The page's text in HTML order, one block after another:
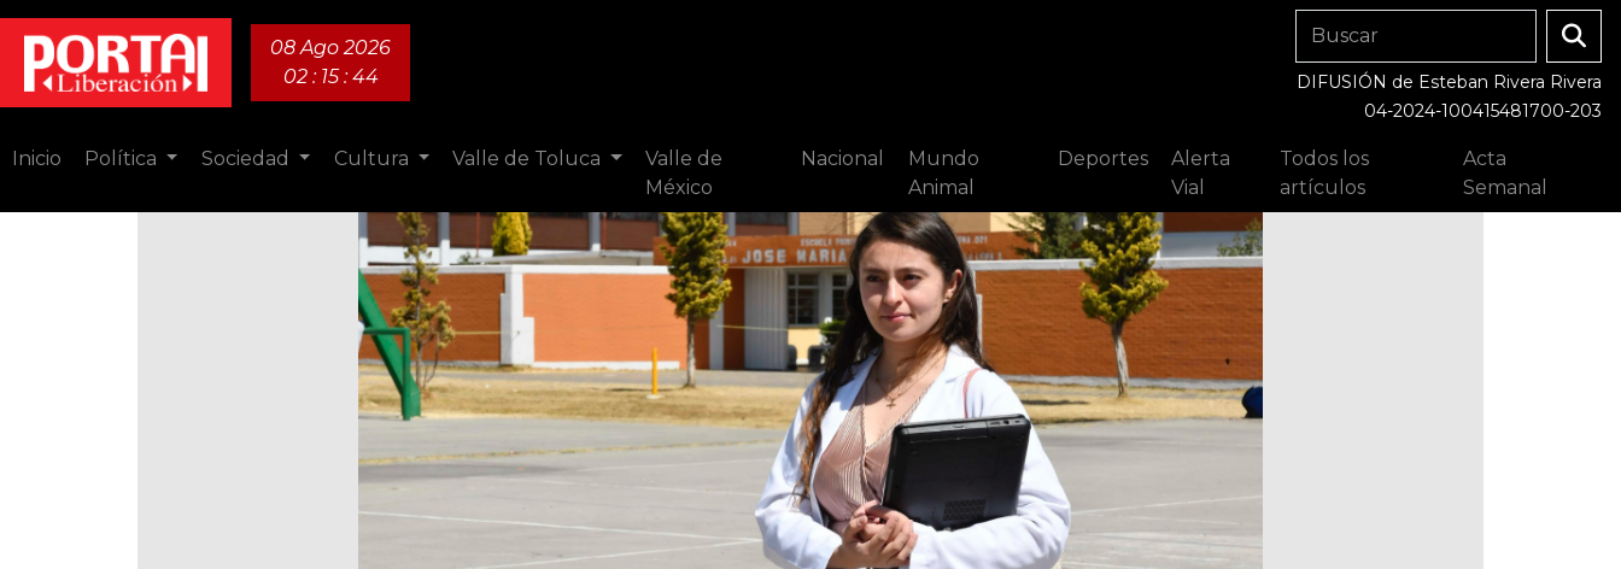
08 Ago 2026
02 : 15 : 45
DIFUSIÓN de Esteban Rivera Rivera
04-2024-100415481700-203
Inicio Política Sociedad Cultura Valle de Toluca
Valle de
México
Nacional
Mundo
Animal
Deportes
Alerta
Vial
Todos los
artículos
Acta
Semanal